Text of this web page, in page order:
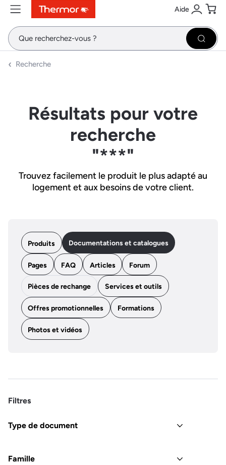
ContenuMenuRecherche Aide
Se
Recherche
Résultats pour votre
recherche
"***"
Trouvez facilement le produit le plus adapté au
logement et aux besoins de votre client.
Produits Documentations et catalogues
Pages FAQ Articles Forum
Pièces de rechange Services et outils
Offres promotionnelles Formations
Photos et vidéos
Filtres
Type de document
Famille